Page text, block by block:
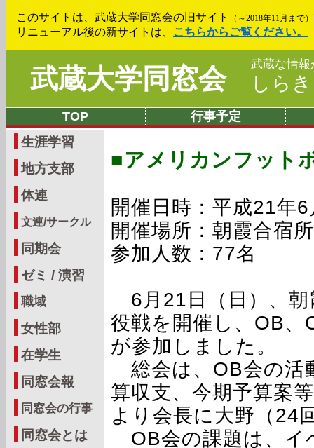
このサイトは、武蔵大学同窓会の旧サイト （～2018年11月まで）
リニューアル後の新サイトは、
こちらからご覧ください。
武蔵大学同窓会 武蔵な情報
しら
TOP 行事予定
生涯学習
地方支部
体連
文連/サークル
同期会
ゼミ / 演習
職域
女性部
在学生
同窓会報
同窓会の行事
同窓会とは
■アメリカンフット
開催日時：平成21年
開催場所：朝霞合宿所
参加人数：77名
6月21日（日）、朝
役戦を開催し、OB
が参加しました。
総会は、OB会の活
算収支、今期予算案
より会長に大野（24
OB会の課題は、イ